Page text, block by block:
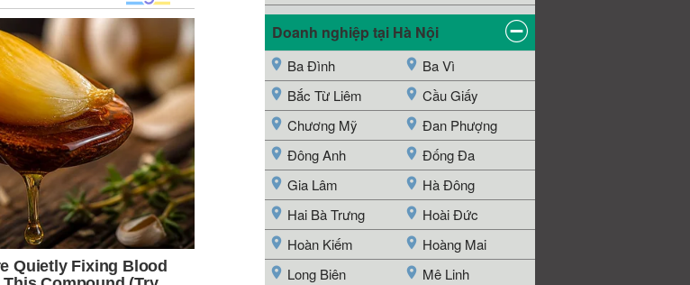
Doanh nghiệp tại Hà Nội
Ba Đình
Ba Vì
Bắc Từ Liêm
Cầu Giấy
Chương Mỹ
Đan Phượng
Đông Anh
Đống Đa
Gia Lâm
Hà Đông
Hai Bà Trưng
Hoài Đức
Hoàn Kiếm
Hoàng Mai
Long Biên
Mê Linh